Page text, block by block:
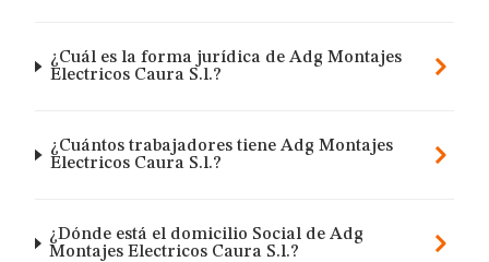
¿Cuál es la forma jurídica de Adg Montajes
Electricos Caura S.l.?
¿Cuántos trabajadores tiene Adg Montajes
Electricos Caura S.l.?
¿Dónde está el domicilio Social de Adg
Montajes Electricos Caura S.l.?